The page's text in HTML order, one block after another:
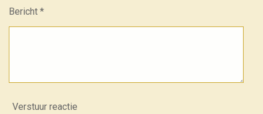
Bericht *
Verstuur reactie